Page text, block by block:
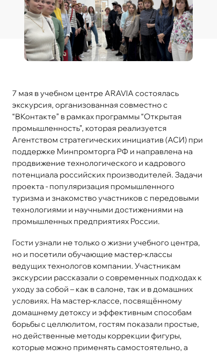
7 мая в учебном центре ARAVIA состоялась
экскурсия, организованная совместно с
“ВКонтакте” в рамках программы “Открытая
промышленность”, которая реализуется
Агентством стратегических инициатив (АСИ) при
поддержке Минпромторга РФ и направлена на
продвижение технологического и кадрового
потенциала российских производителей. Задачи
проекта - популяризация промышленного
туризма и знакомство участников с передовыми
технологиями и научными достижениями на
промышленных предприятиях России.
Гости узнали не только о жизни учебного центра,
но и посетили обучающие мастер-классы
ведущих технологов компании. Участникам
экскурсии рассказали о современных подходах к
уходу за собой – как в салоне, так и в домашних
условиях. На мастер-классе, посвящённому
домашнему детоксу и эффективным способам
борьбы с целлюлитом, гостям показали простые,
но действенные методы коррекции фигуры,
которые можно применять самостоятельно, а